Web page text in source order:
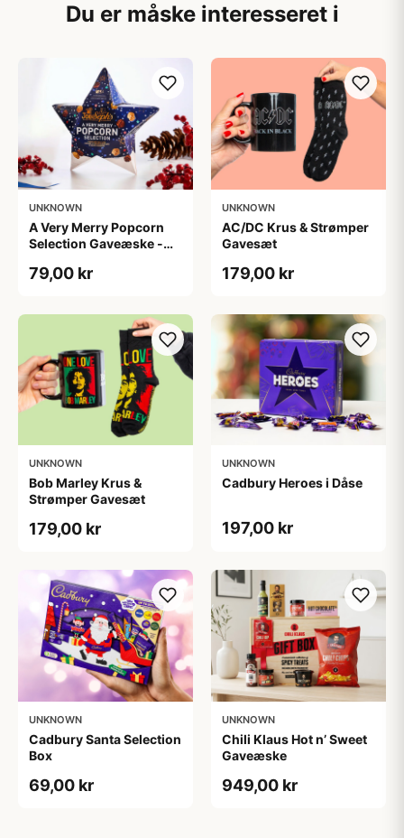
Du er måske interesseret i
UNKNOWN
A Very Merry Popcorn
Selection Gaveæske -
79,00 kr
UNKNOWN
AC/DC Krus & Strømper
Gavesæt
179,00 kr
UNKNOWN
Bob Marley Krus &
Strømper Gavesæt
179,00 kr
UNKNOWN
Cadbury Heroes i Dåse
197,00 kr
UNKNOWN
Cadbury Santa Selection
Box
69,00 kr
UNKNOWN
Chili Klaus Hot n’ Sweet
Gaveæske
949,00 kr